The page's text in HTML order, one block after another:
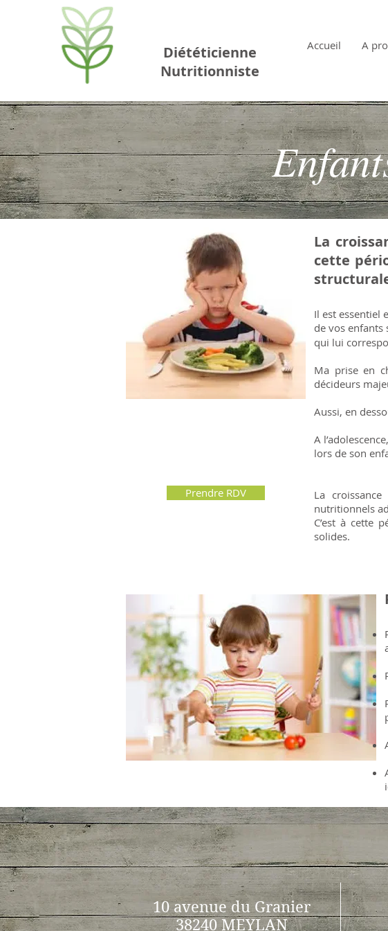
Diététicienne
Nutritionniste
Accueil A
Prendre RDV
La
cette
Il est essentiel
de vos
qui lui
Ma prise en
décideurs
Aussi, en
A
lors de son
La
nutritionnels
C’est à cette
solides.
10 avenue du Granier
38240 MEYLAN